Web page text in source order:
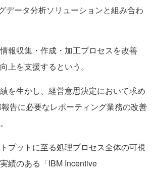
データ分析ソリューションと組み合わ
報収集・作成・加工プロセスを改善
上を支援するという。
を生かし、経営意思決定において求め
告に必要なレポーティング業務の改善
プットに至る処理プロセス全体の可視
績のある「IBM Incentive